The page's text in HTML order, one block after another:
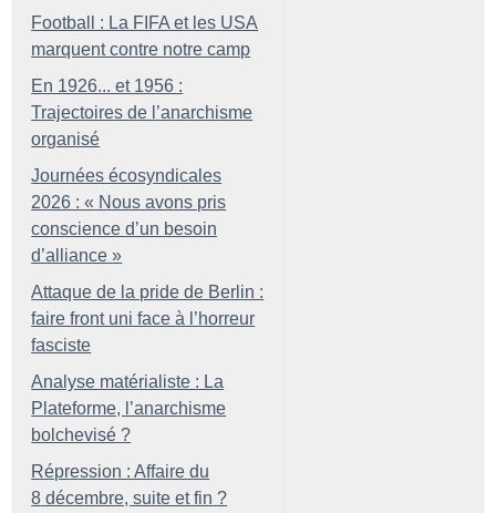
Football : La FIFA et les USA
marquent contre notre camp
En 1926... et 1956 :
Trajectoires de l’anarchisme
organisé
Journées écosyndicales
2026 : « Nous avons pris
conscience d’un besoin
d’alliance »
Attaque de la pride de Berlin :
faire front uni face à l’horreur
fasciste
Analyse matérialiste : La
Plateforme, l’anarchisme
bolchevisé ?
Répression : Affaire du
8 décembre, suite et fin ?